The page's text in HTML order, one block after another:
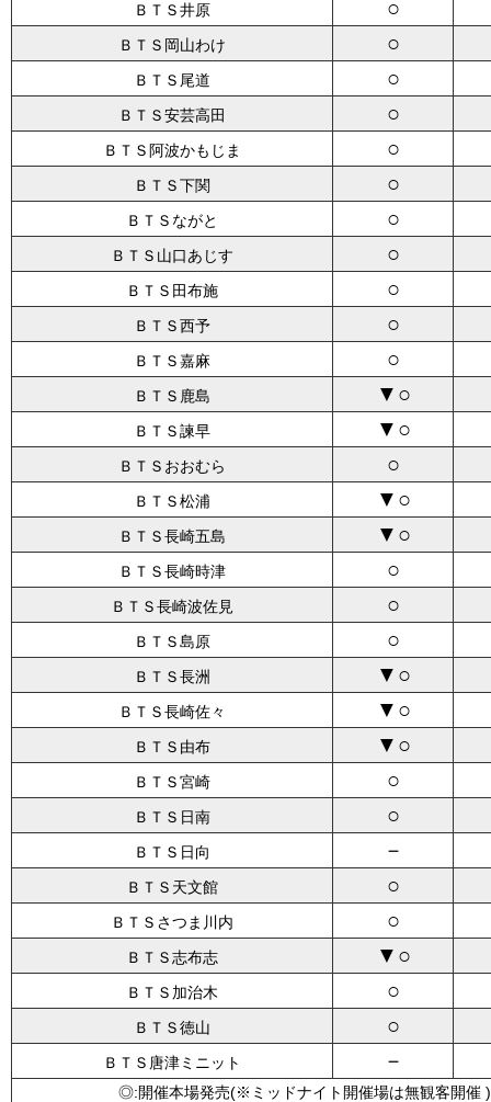
ＢＴＳ井原 ○
ＢＴＳ岡山わけ ○
ＢＴＳ尾道 ○
ＢＴＳ安芸高田 ○
ＢＴＳ阿波かもじま ○
ＢＴＳ下関 ○
ＢＴＳながと ○
ＢＴＳ山口あじす ○
ＢＴＳ田布施 ○
ＢＴＳ西予 ○
ＢＴＳ嘉麻 ○
ＢＴＳ鹿島 ▼○
ＢＴＳ諫早 ▼○
ＢＴＳおおむら ○
ＢＴＳ松浦 ▼○
ＢＴＳ長崎五島 ▼○
ＢＴＳ長崎時津 ○
ＢＴＳ長崎波佐見 ○
ＢＴＳ島原 ○
ＢＴＳ長洲 ▼○
ＢＴＳ長崎佐々 ▼○
ＢＴＳ由布 ▼○
ＢＴＳ宮崎 ○
ＢＴＳ日南 ○
ＢＴＳ日向 －
ＢＴＳ天文館 ○
ＢＴＳさつま川内 ○
ＢＴＳ志布志 ▼○
ＢＴＳ加治木 ○
ＢＴＳ徳山 ○
ＢＴＳ唐津ミニット －
◎:開催本場発売(※ミッドナイト開催場は無観客